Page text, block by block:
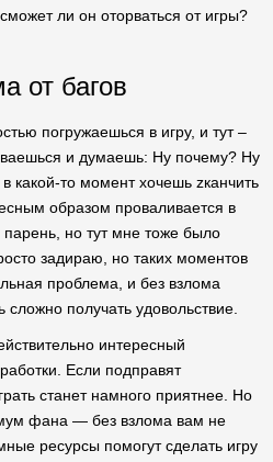
ли он оторваться от игры?
от багов
погружаешься в игру, и тут –
и думаешь: Ну почему? Ну
какой-то момент хочешь zканчить
образом проваливается в
парень, но тут мне тоже было
задираю, но таких моментов
проблема, и без взлома
сложно получать удовольствие.
интересный
Если подправят
станет намного приятнее. Но
фана — без взлома вам не
ресурсы помогут сделать игру